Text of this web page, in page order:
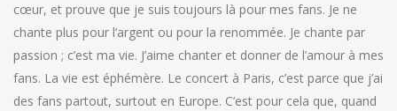
cœur, et prouve que je suis toujours là pour mes fans. Je ne
chante plus pour l’argent ou pour la renommée. Je chante par
passion ; c’est ma vie. J’aime chanter et donner de l’amour à mes
fans. La vie est éphémère. Le concert à Paris, c’est parce que j’ai
des fans partout, surtout en Europe. C’est pour cela que, quand